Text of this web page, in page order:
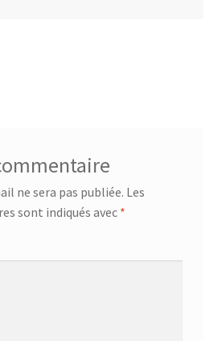
ne sera pas publiée. Les
sont indiqués avec *